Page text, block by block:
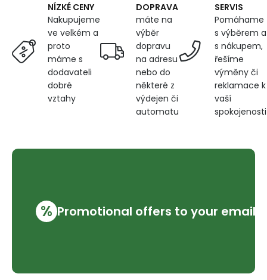
NÍZKÉ CENY
Nakupujeme
ve velkém a
proto
máme s
dodavateli
dobré
vztahy
DOPRAVA
máte na
výběr
dopravu
na adresu
nebo do
některé z
výdejen či
automatu
SERVIS
Pomáhame
s výběrem a
s nákupem,
řešíme
výměny či
reklamace k
vaší
spokojenosti
% Promotional offers to your email